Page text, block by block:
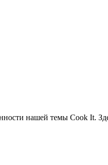
нашей темы Cook It.